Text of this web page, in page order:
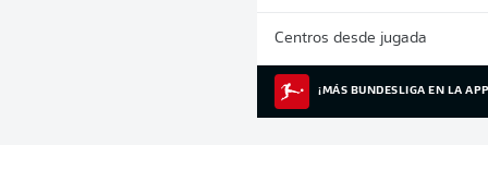
Centros desde jugada
¡MÁS BUNDESLIGA EN LA